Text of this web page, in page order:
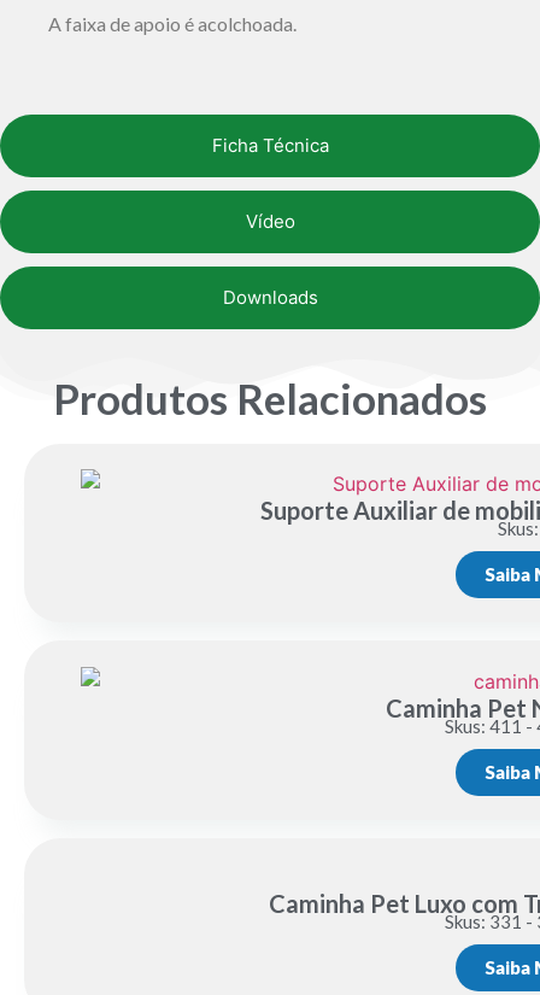
Ficha Técnica
Vídeo
Downloads
A faixa de apoio é acolchoada.
Produtos Relacionados
Suporte Auxiliar de
Saiba
Caminha Pet
Skus: 411
Saiba
Caminha Pet Luxo com
Skus: 331
Saiba